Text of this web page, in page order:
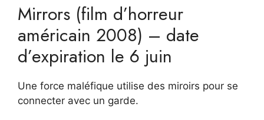
Mirrors (film d’horreur
américain 2008) – date
d’expiration le 6 juin
Une force maléfique utilise des miroirs pour se
connecter avec un garde.